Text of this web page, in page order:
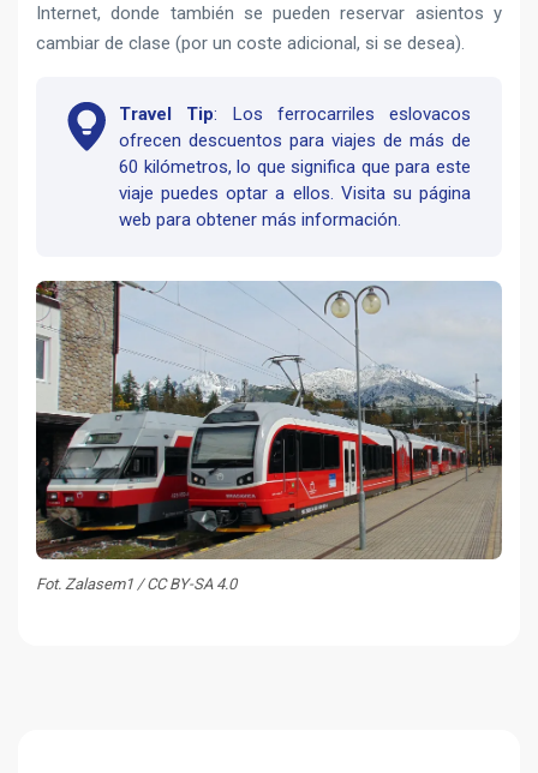
Internet, donde también se pueden reservar asientos y
cambiar de clase (por un coste adicional, si se desea).
Travel Tip: Los ferrocarriles eslovacos
ofrecen descuentos para viajes de más de
60 kilómetros, lo que significa que para este
viaje puedes optar a ellos. Visita su página
web para obtener más información.
Fot. Zalasem1 / CC BY-SA 4.0